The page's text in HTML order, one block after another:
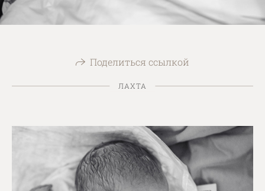
Поделиться ссылкой
ЛАХТА